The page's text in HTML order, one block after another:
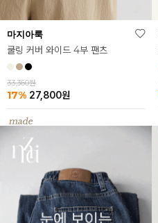
마지아룩
쿨링 커버 와이드 4부 팬츠
33,360원
17% 27,800원